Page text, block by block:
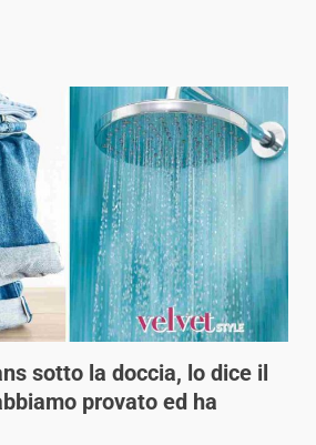
sotto la doccia, lo dice il
provato ed ha